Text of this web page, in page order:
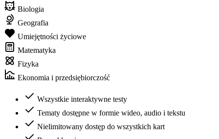
Biologia
Geografia
Umiejętności życiowe
Matematyka
Fizyka
Ekonomia i przedsiębiorczość
Wszystkie interaktywne testy
Tematy dostępne w formie wideo, audio i tekstu
Nielimitowany dostęp do wszystkich kart